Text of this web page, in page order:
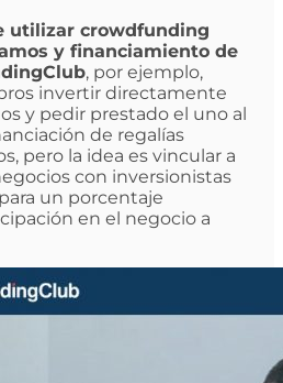
utilizar crowdfunding
y financiamiento de
, por ejemplo,
invertir directamente
y pedir prestado el uno al
de regalías
pero la idea es vincular a
con inversionistas
un porcentaje
en el negocio a